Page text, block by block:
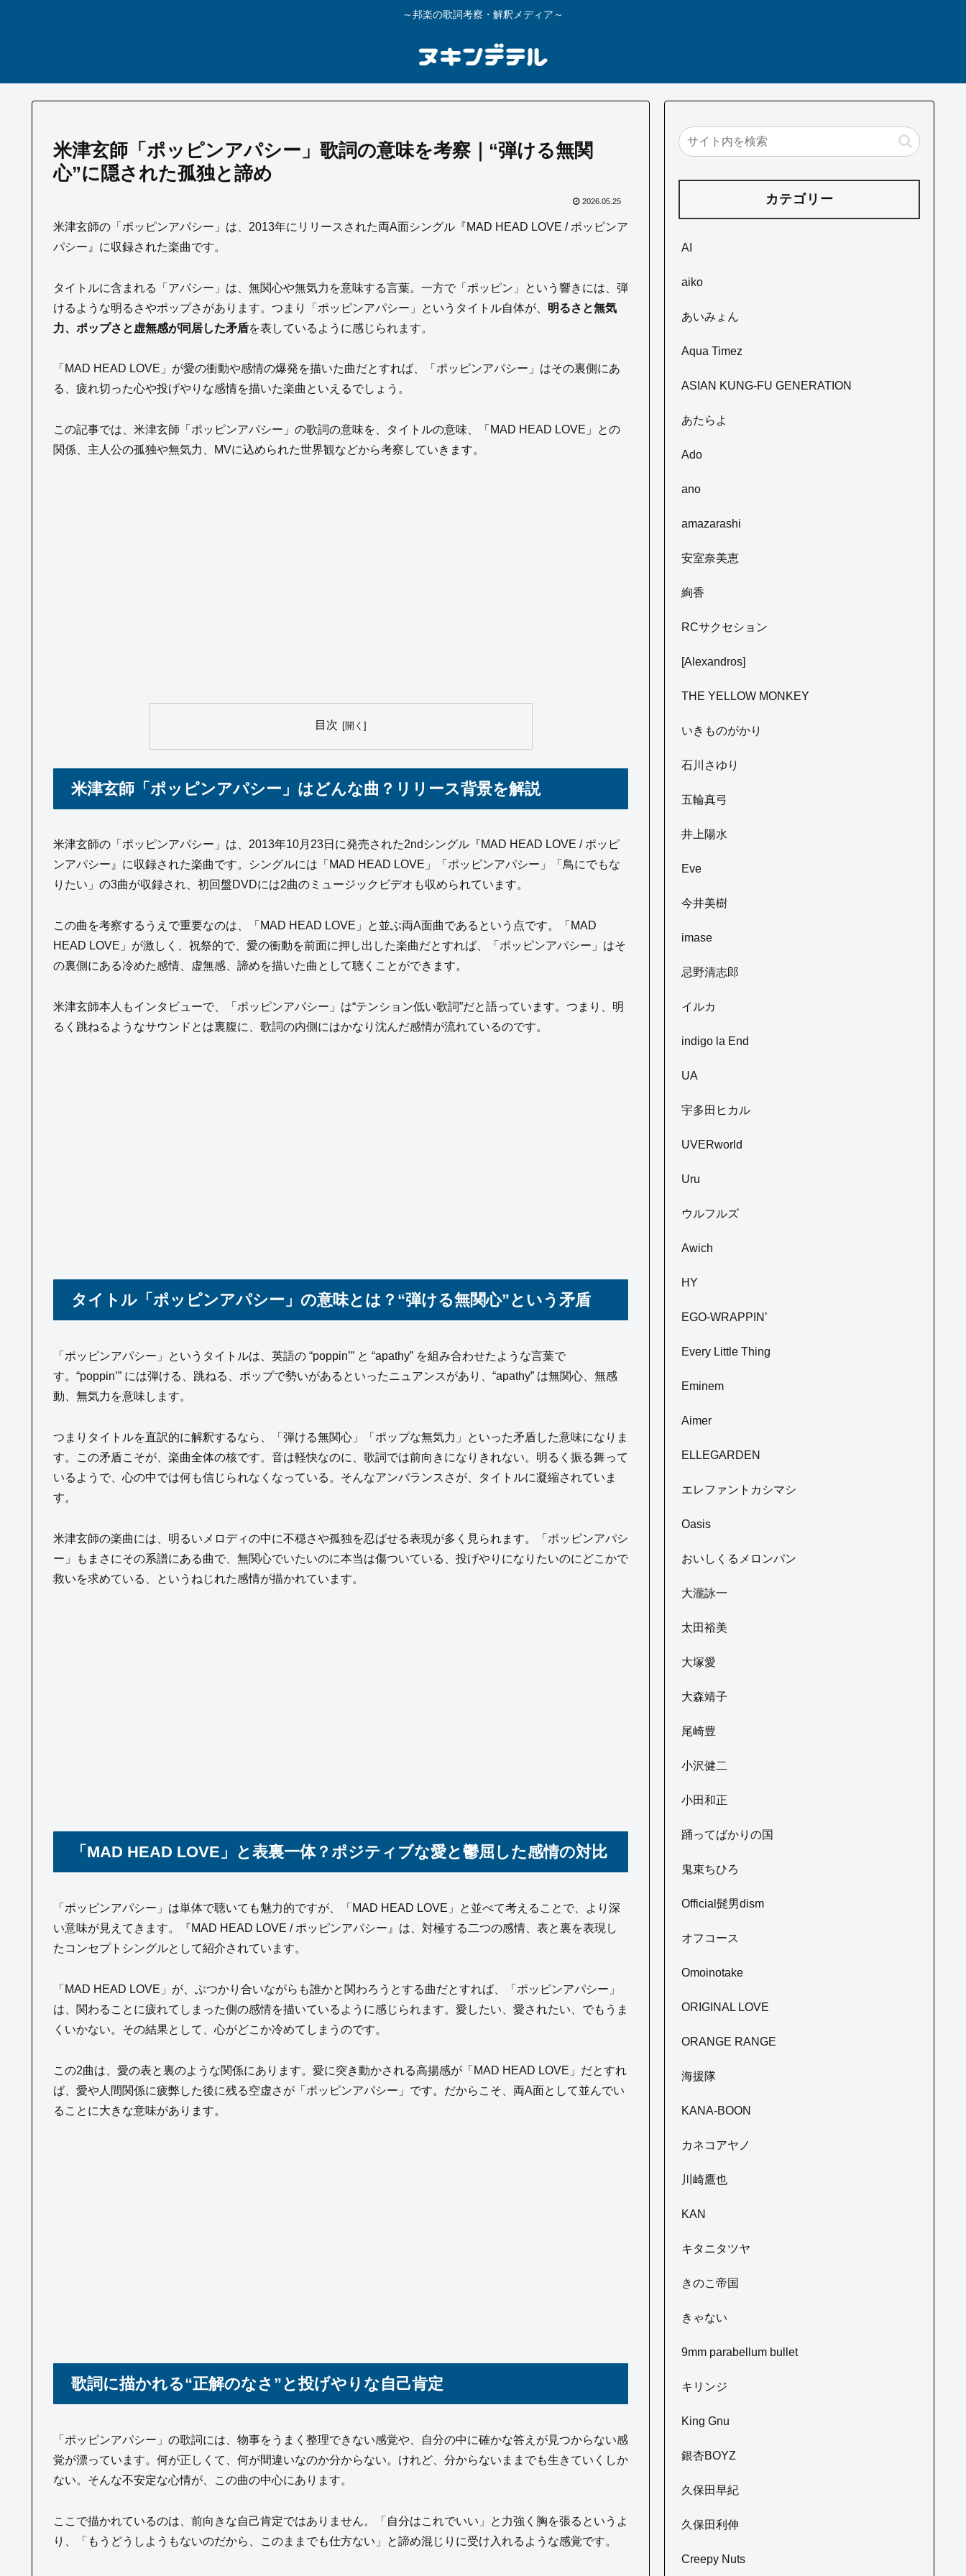
～邦楽の歌詞考察・解釈メディア～
米津玄師「ポッピンアパシー」歌詞の意味を考察｜“弾ける無関
心”に隠された孤独と諦め
2026.05.25
米津玄師の「ポッピンアパシー」は、2013年にリリースされた両A面シングル『MAD HEAD LOVE / ポッピンア
パシー』に収録された楽曲です。
タイトルに含まれる「アパシー」は、無関心や無気力を意味する言葉。一方で「ポッピン」という響きには、弾
けるような明るさやポップさがあります。つまり「ポッピンアパシー」というタイトル自体が、 明るさと無気
力、ポップさと虚無感が同居した矛盾を表しているように感じられます。
「MAD HEAD LOVE」が愛の衝動や感情の爆発を描いた曲だとすれば、「ポッピンアパシー」はその裏側にあ
る、疲れ切った心や投げやりな感情を描いた楽曲といえるでしょう。
この記事では、米津玄師「ポッピンアパシー」の歌詞の意味を、タイトルの意味、「MAD HEAD LOVE」との
関係、主人公の孤独や無気力、MVに込められた世界観などから考察していきます。
目次
米津玄師「ポッピンアパシー」はどんな曲？リリース背景を解説
米津玄師の「ポッピンアパシー」は、2013年10月23日に発売された2ndシングル『MAD HEAD LOVE / ポッピ
ンアパシー』に収録された楽曲です。シングルには「MAD HEAD LOVE」「ポッピンアパシー」「鳥にでもな
りたい」の3曲が収録され、初回盤DVDには2曲のミュージックビデオも収められています。
この曲を考察するうえで重要なのは、「MAD HEAD LOVE」と並ぶ両A面曲であるという点です。「MAD
HEAD LOVE」が激しく、祝祭的で、愛の衝動を前面に押し出した楽曲だとすれば、「ポッピンアパシー」はそ
の裏側にある冷めた感情、虚無感、諦めを描いた曲として聴くことができます。
米津玄師本人もインタビューで、「ポッピンアパシー」は“テンション低い歌詞”だと語っています。つまり、明
るく跳ねるようなサウンドとは裏腹に、歌詞の内側にはかなり沈んだ感情が流れているのです。
タイトル「ポッピンアパシー」の意味とは？“弾ける無関心”という矛盾
「ポッピンアパシー」というタイトルは、英語の “poppin’” と “apathy” を組み合わせたような言葉で
す。“poppin’” には弾ける、跳ねる、ポップで勢いがあるといったニュアンスがあり、“apathy” は無関心、無感
動、無気力を意味します。
つまりタイトルを直訳的に解釈するなら、「弾ける無関心」「ポップな無気力」といった矛盾した意味になりま
す。この矛盾こそが、楽曲全体の核です。音は軽快なのに、歌詞では前向きになりきれない。明るく振る舞って
いるようで、心の中では何も信じられなくなっている。そんなアンバランスさが、タイトルに凝縮されていま
す。
米津玄師の楽曲には、明るいメロディの中に不穏さや孤独を忍ばせる表現が多く見られます。「ポッピンアパシ
ー」もまさにその系譜にある曲で、無関心でいたいのに本当は傷ついている、投げやりになりたいのにどこかで
救いを求めている、というねじれた感情が描かれています。
「MAD HEAD LOVE」と表裏一体？ポジティブな愛と鬱屈した感情の対比
「ポッピンアパシー」は単体で聴いても魅力的ですが、「MAD HEAD LOVE」と並べて考えることで、より深
い意味が見えてきます。『MAD HEAD LOVE / ポッピンアパシー』は、対極する二つの感情、表と裏を表現し
たコンセプトシングルとして紹介されています。
「MAD HEAD LOVE」が、ぶつかり合いながらも誰かと関わろうとする曲だとすれば、「ポッピンアパシー」
は、関わることに疲れてしまった側の感情を描いているように感じられます。愛したい、愛されたい、でもうま
くいかない。その結果として、心がどこか冷めてしまうのです。
この2曲は、愛の表と裏のような関係にあります。愛に突き動かされる高揚感が「MAD HEAD LOVE」だとすれ
ば、愛や人間関係に疲弊した後に残る空虚さが「ポッピンアパシー」です。だからこそ、両A面として並んでい
ることに大きな意味があります。
歌詞に描かれる“正解のなさ”と投げやりな自己肯定
「ポッピンアパシー」の歌詞には、物事をうまく整理できない感覚や、自分の中に確かな答えが見つからない感
覚が漂っています。何が正しくて、何が間違いなのか分からない。けれど、分からないままでも生きていくしか
ない。そんな不安定な心情が、この曲の中心にあります。
ここで描かれているのは、前向きな自己肯定ではありません。「自分はこれでいい」と力強く胸を張るというよ
り、「もうどうしようもないのだから、このままでも仕方ない」と諦め混じりに受け入れるような感覚です。
カテゴリー
AI
aiko
あいみょん
Aqua Timez
ASIAN KUNG-FU GENERATION
あたらよ
Ado
ano
amazarashi
安室奈美恵
絢香
RCサクセション
[Alexandros]
THE YELLOW MONKEY
いきものがかり
石川さゆり
五輪真弓
井上陽水
Eve
今井美樹
imase
忌野清志郎
イルカ
indigo la End
UA
宇多田ヒカル
UVERworld
Uru
ウルフルズ
Awich
HY
EGO-WRAPPIN’
Every Little Thing
Eminem
Aimer
ELLEGARDEN
エレファントカシマシ
Oasis
おいしくるメロンパン
大瀧詠一
太田裕美
大塚愛
大森靖子
尾崎豊
小沢健二
小田和正
踊ってばかりの国
鬼束ちひろ
Official髭男dism
オフコース
Omoinotake
ORIGINAL LOVE
ORANGE RANGE
海援隊
KANA-BOON
カネコアヤノ
川崎鷹也
KAN
キタニタツヤ
きのこ帝国
きゃない
9mm parabellum bullet
キリンジ
King Gnu
銀杏BOYZ
久保田早紀
久保田利伸
Creepy Nuts